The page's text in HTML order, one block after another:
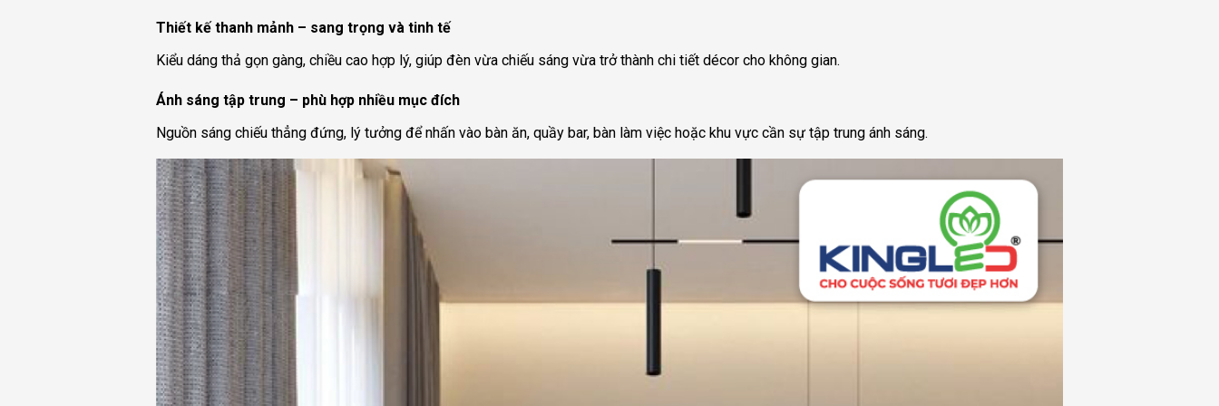
Thiết kế thanh mảnh – sang trọng và tinh tế
Kiểu dáng thả gọn gàng, chiều cao hợp lý, giúp đèn vừa chiếu sáng vừa trở thành chi tiết décor cho không gian.
Ánh sáng tập trung – phù hợp nhiều mục đích
Nguồn sáng chiếu thẳng đứng, lý tưởng để nhấn vào bàn ăn, quầy bar, bàn làm việc hoặc khu vực cần sự tập trung ánh sáng.